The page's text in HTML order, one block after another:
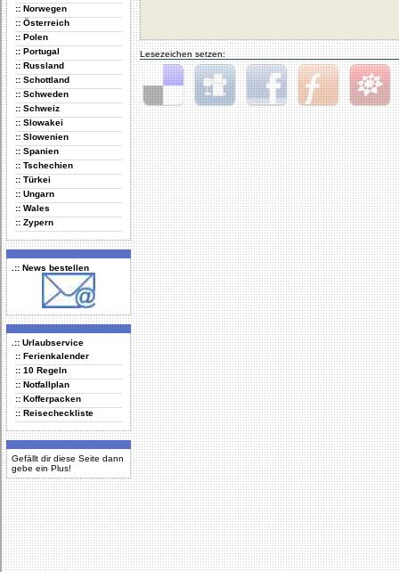
:: Norwegen
:: Österreich
:: Polen
:: Portugal
:: Russland
:: Schottland
:: Schweden
:: Schweiz
:: Slowakei
:: Slowenien
:: Spanien
:: Tschechien
:: Türkei
:: Ungarn
:: Wales
:: Zypern
.:: News bestellen
.:: Urlaubservice
:: Ferienkalender
:: 10 Regeln
:: Notfallplan
:: Kofferpacken
:: Reisecheckliste
Gefällt dir diese Seite dann
gebe ein Plus!
Lesezeichen setzen:
Delicious Digg Facebook Furl StudiVZ